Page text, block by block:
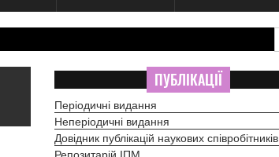
ПУБЛІКАЦІЇ
Періодичні видання
Неперіодичні видання
Довідник публікацій наукових співробітників
Репозитарій ІПМ